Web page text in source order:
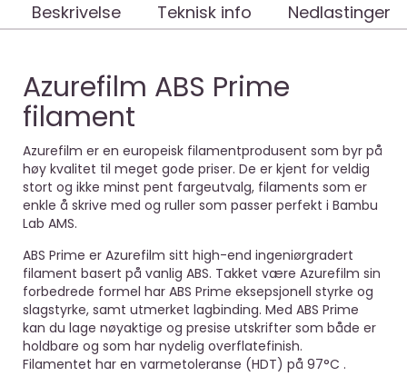
Beskrivelse Teknisk info Nedlastinger
Azurefilm ABS Prime
filament
Azurefilm er en europeisk filamentprodusent som byr på
høy kvalitet til meget gode priser. De er kjent for veldig
stort og ikke minst pent fargeutvalg, filaments som er
enkle å skrive med og ruller som passer perfekt i Bambu
Lab AMS.
ABS Prime er Azurefilm sitt high-end ingeniørgradert
filament basert på vanlig ABS. Takket være Azurefilm sin
forbedrede formel har ABS Prime eksepsjonell styrke og
slagstyrke, samt utmerket lagbinding. Med ABS Prime
kan du lage nøyaktige og presise utskrifter som både er
holdbare og som har nydelig overflatefinish.
Filamentet har en varmetoleranse (HDT) på 97°C .